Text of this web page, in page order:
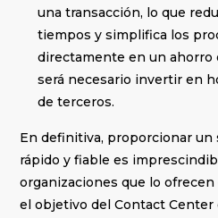
una transacción, lo que
tiempos y simplifica los
directamente en un ahorro
será necesario invertir en
de terceros.
En definitiva, proporcionar un
rápido y fiable es
organizaciones que lo
el objetivo del Contact